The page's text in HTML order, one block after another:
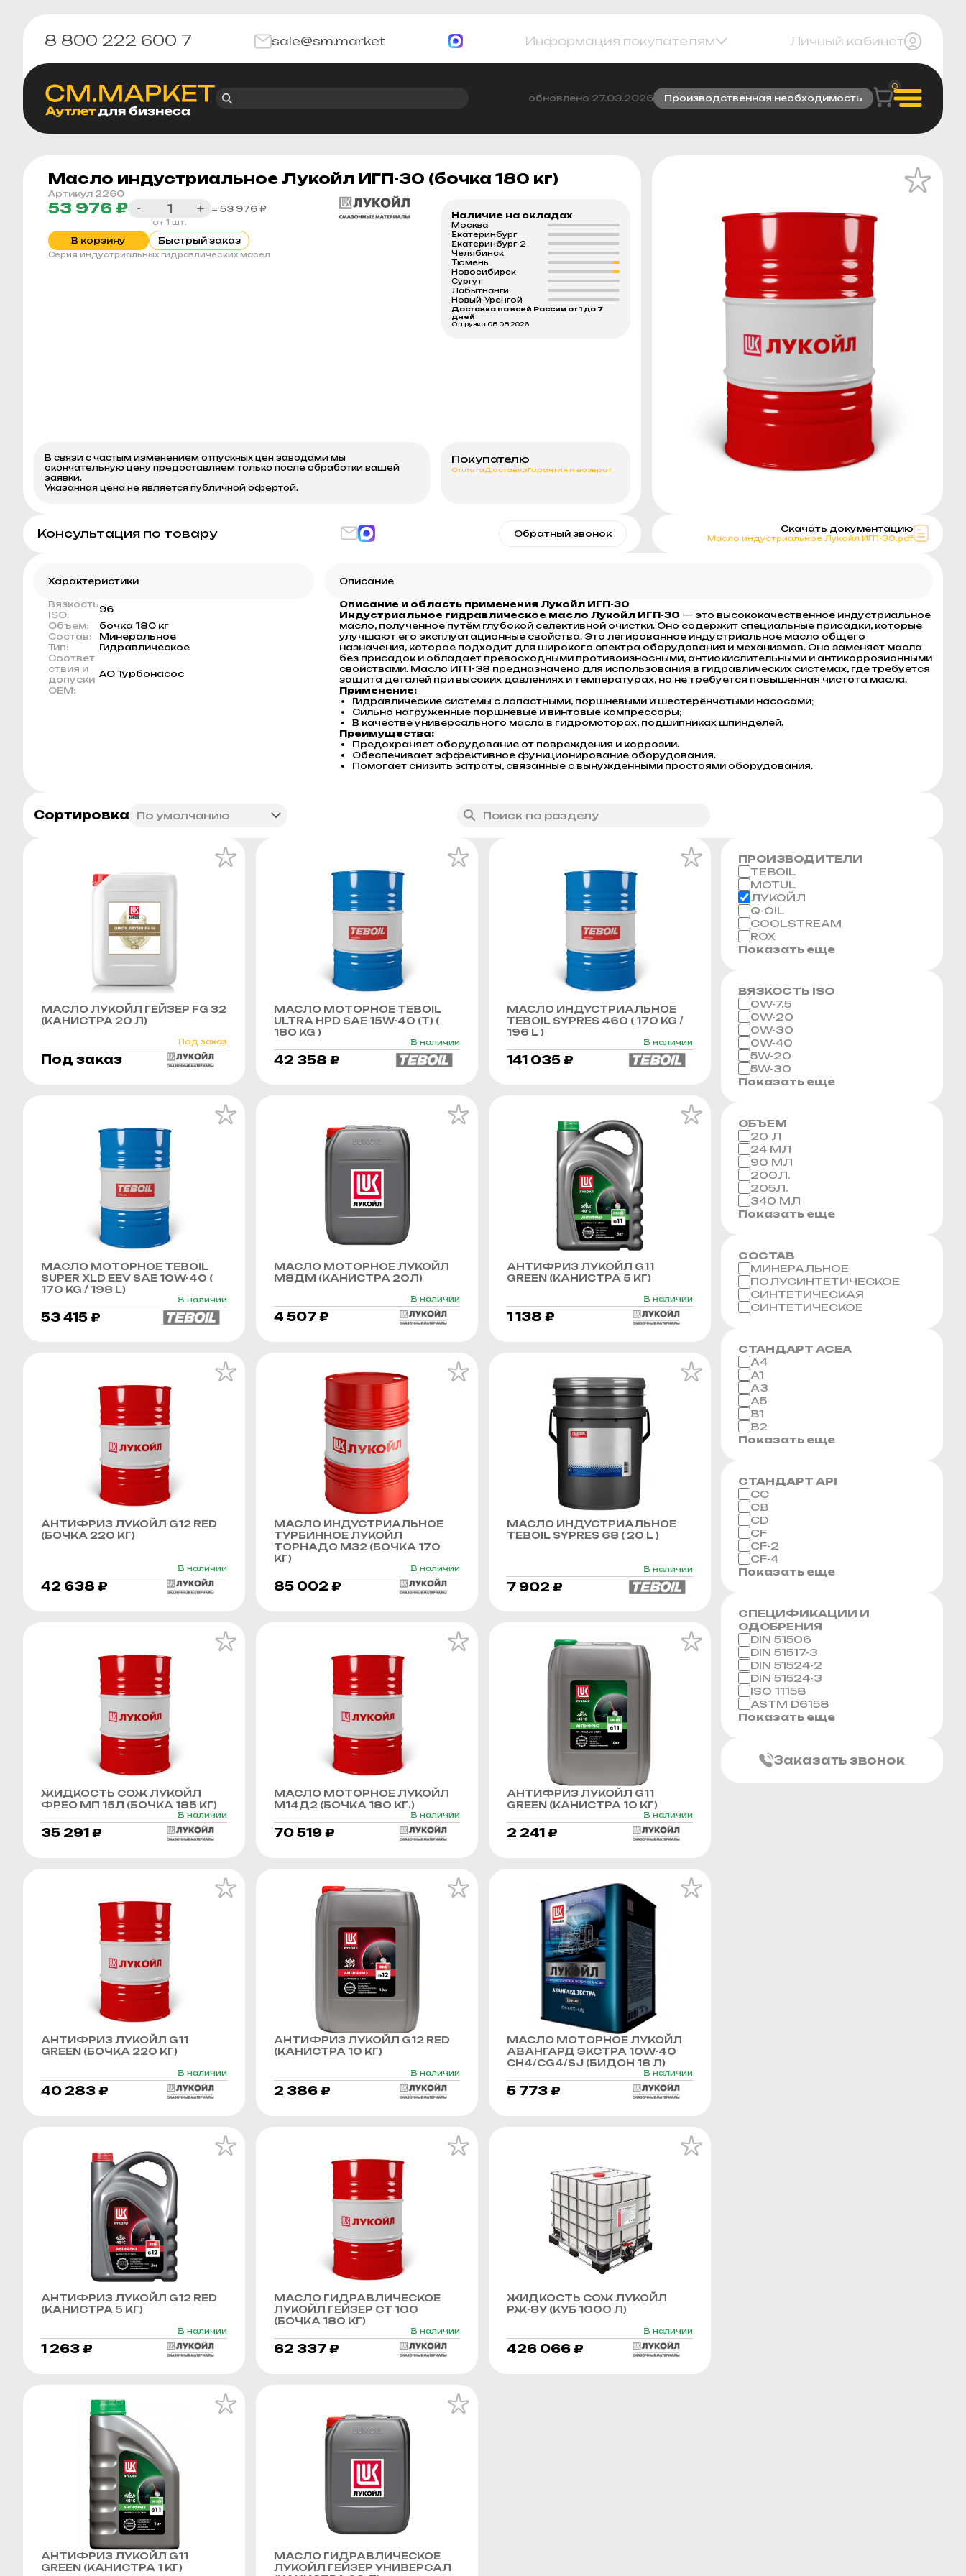
8 800 222 600 7 sale@sm.market Информация покупателям Личный кабинет
обновлено 27.03.2026 Производственная необходимость
0
Масло индустриальное Лукойл ИГП-30 (бочка 180 кг)
Артикул 2260
53 976 ₽ - +
от 1 шт.
= 53 976 ₽
В корзину Быстрый заказ
Серия индустриальных гидравлических масел
Наличие на складах
Москва
Екатеринбург
Екатеринбург-2
Челябинск
Тюмень
Новосибирск
Сургут
Лабытнанги
Новый-Уренгой
Доставка по всей России от 1 до 7
дней
Отгрузка 08.08.2026
В связи с частым изменением отпускных цен заводами мы
окончательную цену предоставляем только после обработки вашей
заявки.
Указанная цена не является публичной офертой.
Покупателю
Оплата ДоставкаГарантия и возврат
Консультация по товару Обратный звонок Скачать документацию
Масло индустриальное Лукойл ИГП-30.pdf
Характеристики
Вязкость
ISO:
96
Объем:
бочка 180 кг
Состав:
Минеральное
Тип:
Гидравлическое
Соответ
ствия и
допуски
OEM:
АО Турбонасос
Описание
Описание и область применения Лукойл ИГП-30
Индустриальное гидравлическое масло Лукойл ИГП-30 — это высококачественное индустриальное
масло, полученное путём глубокой селективной очистки. Оно содержит специальные присадки, которые
улучшают его эксплуатационные свойства. Это легированное индустриальное масло общего
назначения, которое подходит для широкого спектра оборудования и механизмов. Оно заменяет масла
без присадок и обладает превосходными противоизносными, антиокислительными и антикоррозионными
свойствами. Масло ИГП-38 предназначено для использования в гидравлических системах, где требуется
защита деталей при высоких давлениях и температурах, но не требуется повышенная чистота масла.
Применение:
Гидравлические системы с лопастными, поршневыми и шестерёнчатыми насосами;
Сильно нагруженные поршневые и винтовые компрессоры;
В качестве универсального масла в гидромоторах, подшипниках шпинделей.
Преимущества:
Предохраняет оборудование от повреждения и коррозии.
Обеспечивает эффективное функционирование оборудования.
Помогает снизить затраты, связанные с вынужденными простоями оборудования.
Сортировка
МАСЛО ЛУКОЙЛ ГЕЙЗЕР FG 32
(КАНИСТРА 20 Л)
Под заказ
Под заказ
МАСЛО МОТОРНОЕ TEBOIL
ULTRA HPD SAE 15W-40 (Т) (
180 KG )
В наличии
42 358 ₽
МАСЛО ИНДУСТРИАЛЬНОЕ
TEBOIL SYPRES 460 ( 170 KG /
196 L )
В наличии
141 035 ₽
МАСЛО МОТОРНОЕ TEBOIL
SUPER XLD EEV SAE 10W-40 (
170 KG / 198 L)
В наличии
53 415 ₽
МАСЛО МОТОРНОЕ ЛУКОЙЛ
М8ДМ (КАНИСТРА 20Л)
В наличии
4 507 ₽
АНТИФРИЗ ЛУКОЙЛ G11
GREEN (КАНИСТРА 5 КГ)
В наличии
1 138 ₽
АНТИФРИЗ ЛУКОЙЛ G12 RED
(БОЧКА 220 КГ)
В наличии
42 638 ₽
МАСЛО ИНДУСТРИАЛЬНОЕ
ТУРБИННОЕ ЛУКОЙЛ
ТОРНАДО М32 (БОЧКА 170
КГ)
В наличии
85 002 ₽
МАСЛО ИНДУСТРИАЛЬНОЕ
TEBOIL SYPRES 68 ( 20 L )
В наличии
7 902 ₽
ЖИДКОСТЬ СОЖ ЛУКОЙЛ
ФРЕО МП 15Л (БОЧКА 185 КГ)
В наличии
35 291 ₽
МАСЛО МОТОРНОЕ ЛУКОЙЛ
М14Д2 (БОЧКА 180 КГ.)
В наличии
70 519 ₽
АНТИФРИЗ ЛУКОЙЛ G11
GREEN (КАНИСТРА 10 КГ)
В наличии
2 241 ₽
АНТИФРИЗ ЛУКОЙЛ G11
GREEN (БОЧКА 220 КГ)
В наличии
40 283 ₽
АНТИФРИЗ ЛУКОЙЛ G12 RED
(КАНИСТРА 10 КГ)
В наличии
2 386 ₽
МАСЛО МОТОРНОЕ ЛУКОЙЛ
АВАНГАРД ЭКСТРА 10W-40
CH4/CG4/SJ (БИДОН 18 Л)
В наличии
5 773 ₽
АНТИФРИЗ ЛУКОЙЛ G12 RED
(КАНИСТРА 5 КГ)
В наличии
1 263 ₽
МАСЛО ГИДРАВЛИЧЕСКОЕ
ЛУКОЙЛ ГЕЙЗЕР СТ 100
(БОЧКА 180 КГ)
В наличии
62 337 ₽
ЖИДКОСТЬ СОЖ ЛУКОЙЛ
РЖ-8У (КУБ 1000 Л)
В наличии
426 066 ₽
АНТИФРИЗ ЛУКОЙЛ G11
GREEN (КАНИСТРА 1 КГ)
МАСЛО ГИДРАВЛИЧЕСКОЕ
ЛУКОЙЛ ГЕЙЗЕР УНИВЕРСАЛ
ПРОИЗВОДИТЕЛИ
TEBOIL
MOTUL
ЛУКОЙЛ
Q-OIL
COOLSTREAM
ROX
Показать еще
ВЯЗКОСТЬ ISO
0W-7.5
0W-20
0W-30
0W-40
5W-20
5W-30
Показать еще
ОБЪЕМ
20 Л
24 МЛ
90 МЛ
200Л.
205Л.
340 МЛ
Показать еще
СОСТАВ
МИНЕРАЛЬНОЕ
ПОЛУСИНТЕТИЧЕСКОЕ
СИНТЕТИЧЕСКАЯ
СИНТЕТИЧЕСКОЕ
СТАНДАРТ ACEA
A4
A1
A3
A5
B1
B2
Показать еще
СТАНДАРТ API
CC
CB
CD
CF
CF-2
CF-4
Показать еще
СПЕЦИФИКАЦИИ И
ОДОБРЕНИЯ
DIN 51506
DIN 51517-3
DIN 51524-2
DIN 51524-3
ISO 11158
ASTM D6158
Показать еще
Заказать звонок